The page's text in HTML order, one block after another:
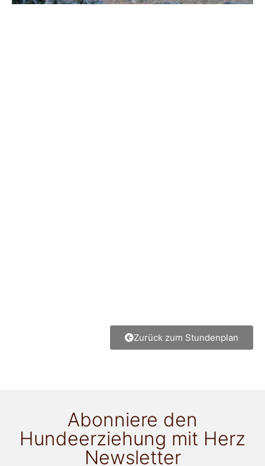
Zurück zum Stundenplan
Abonniere den
Hundeerziehung mit Herz
Newsletter